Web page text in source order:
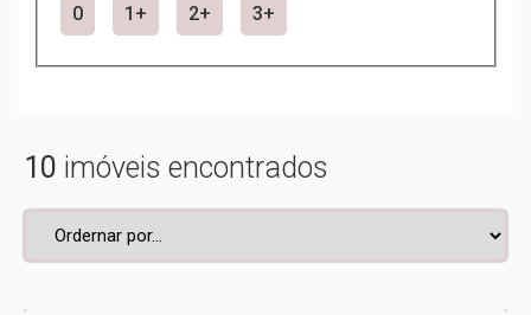
0 1+ 2+ 3+
10 imóveis encontrados